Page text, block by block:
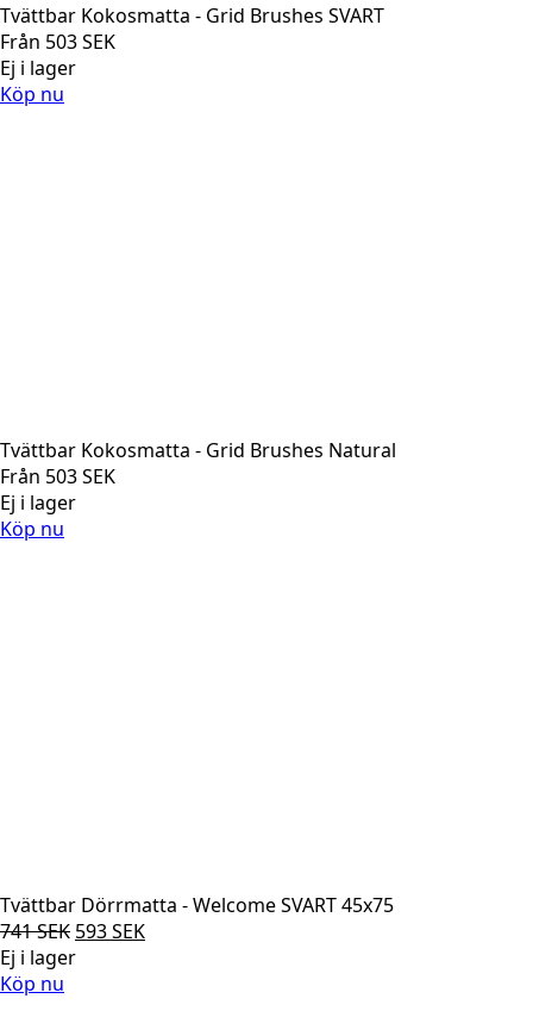
Tvättbar Kokosmatta - Grid Brushes SVART
Från 503SEK
Ej i lager
Köp nu
Tvättbar Kokosmatta - Grid Brushes Natural
Från 503SEK
Ej i lager
Köp nu
Tvättbar Dörrmatta - Welcome SVART 45x75
741SEK Det
ursprungliga
593SEKDet
Ej i lager
Köp nu